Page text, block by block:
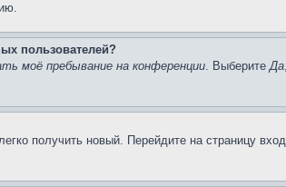
пользователей?
моё пребывание на конференции. ВыберитеДа
получить новый. Перейдите на страницу